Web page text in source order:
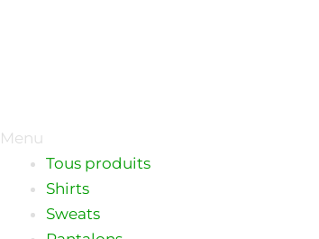
Menu
Tous produits
Shirts
Sweats